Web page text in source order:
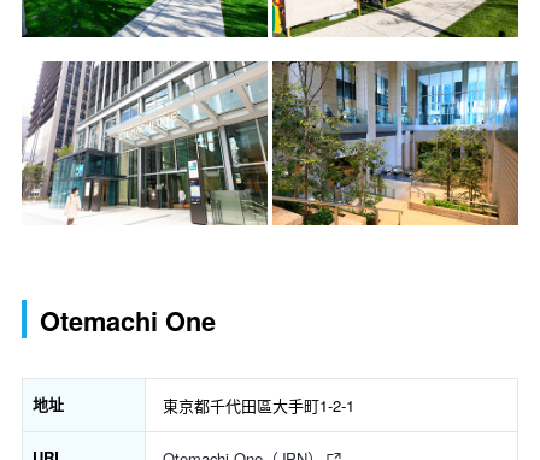
Otemachi One
地址 東京都千代田區大手町1-2-1